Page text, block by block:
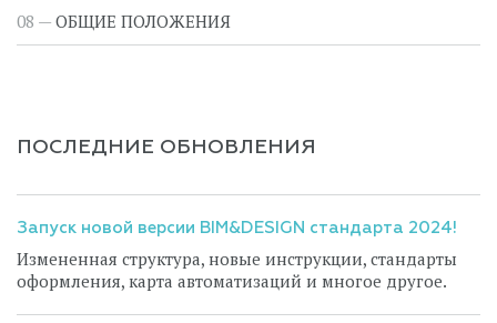
ОБЩИЕ ПОЛОЖЕНИЯ
ПОСЛЕДНИЕ ОБНОВЛЕНИЯ
Запуск новой версии BIM&DESIGN стандарта 2024!
Измененная структура, новые инструкции, стандарты
оформления, карта автоматизаций и многое другое.